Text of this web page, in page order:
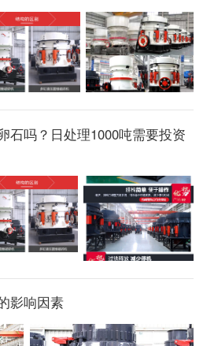
石吗？日处理1000吨需要投资
影响因素